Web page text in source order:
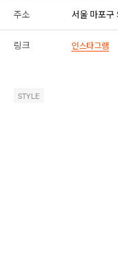
주소 서울 마포
링크 인스타그램
STYLE